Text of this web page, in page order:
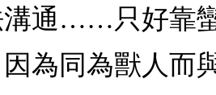
溝通……只好靠
為同為獸人而